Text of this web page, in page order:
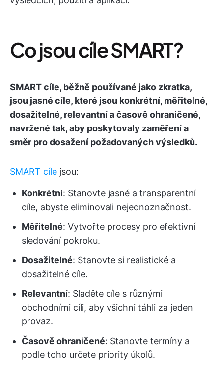
Co jsou cíle SMART?
SMART cíle, běžně používané jako zkratka,
jsou jasné cíle, které jsou konkrétní, měřitelné,
dosažitelné, relevantní a časově ohraničené,
navržené tak, aby poskytovaly zaměření a
směr pro dosažení požadovaných výsledků.
SMART cíle jsou:
Konkrétní: Stanovte jasné a transparentní
cíle, abyste eliminovali nejednoznačnost.
Měřitelné: Vytvořte procesy pro efektivní
sledování pokroku.
Dosažitelné: Stanovte si realistické a
dosažitelné cíle.
Relevantní: Sladěte cíle s různými
obchodními cíli, aby všichni táhli za jeden
provaz.
Časově ohraničené: Stanovte termíny a
podle toho určete priority úkolů.